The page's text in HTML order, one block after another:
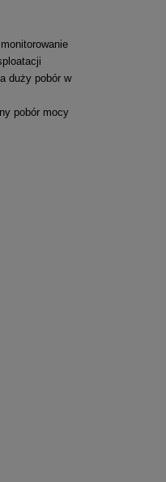
duży pobór w
pobór mocy